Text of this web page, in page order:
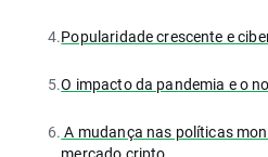
4.Popularidade crescente e
5.O impacto da pandemia e o
6. A mudança nas políticas